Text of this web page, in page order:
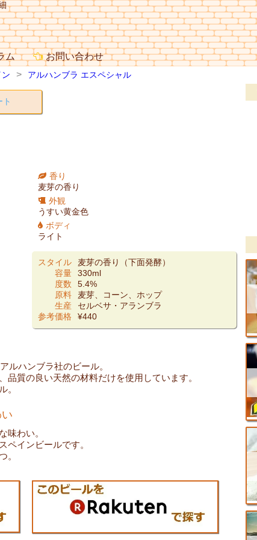
ム お問い合わせ
ン アルハンブラ エスペシャル
ト
香り
麦芽の香り
外観
うすい黄金色
ボディ
ライト
スタイル
麦芽の香り（下面発酵）
容量
330ml
度数
5.4%
原料
麦芽、コーン、ホップ
生産
セルベサ・アランブラ
参考価格
¥440
ルハンブラ社のビール。
品質の良い天然の材料だけを使用しています。
。
味わい。
ペインビールです。
。